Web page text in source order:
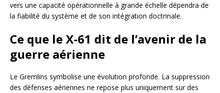
vers une capacité opérationnelle à grande échelle dépendra de
la fiabilité du système et de son intégration doctrinale.
Ce que le X-61 dit de l’avenir de la
guerre aérienne
Le Gremlins symbolise une évolution profonde. La suppression
des défenses aériennes ne repose plus uniquement sur des